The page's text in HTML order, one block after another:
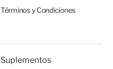
Términos y Condiciones
Suplementos